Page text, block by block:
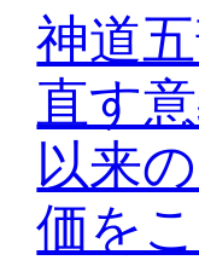
神道
直す
以来
価をこ